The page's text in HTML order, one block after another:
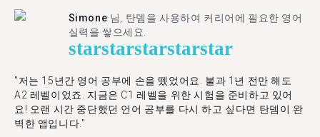
Simone 님, 탄뎀을 사용하여 커리어에 필요한 영어
실력을 쌓으세요.
starstarstarstarstar
"저는 15년간 영어 공부에 손을 뗐었어요. 불과 1년 전만 해도
A2 레벨이었죠. 지금은 C1 레벨을 위한 시험을 준비하고 있어
요! 오랜 시간 중단했던 언어 공부를 다시 하고 싶다면 탄뎀이 완
벽한 앱입니다."